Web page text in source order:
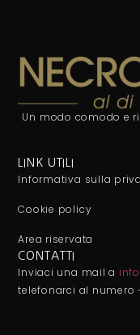
Un modo comodo e
LINK UTILI
Informativa sulla
Cookie policy
Area riservata
CONTATTI
Inviaci una mail a
telefonarci al numero